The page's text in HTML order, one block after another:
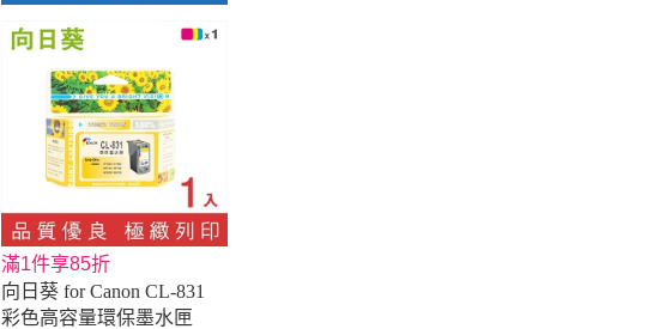
滿1件享85折
向日葵 for Canon CL-831
彩色高容量環保墨水匣